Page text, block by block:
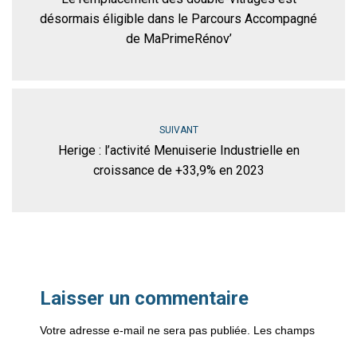
désormais éligible dans le Parcours Accompagné
de MaPrimeRénov’
SUIVANT
Herige : l’activité Menuiserie Industrielle en
croissance de +33,9% en 2023
Laisser un commentaire
Votre adresse e-mail ne sera pas publiée. Les champs